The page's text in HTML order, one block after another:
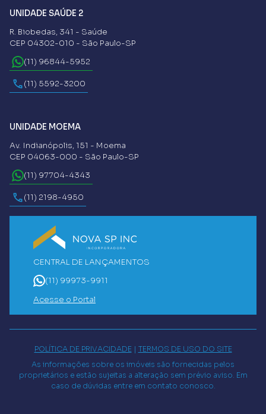
UNIDADE SAÚDE 2
R. Biobedas, 341 - Saúde
CEP 04302-010 - São Paulo-SP
(11) 96844-5952
(11) 5592-3200
UNIDADE MOEMA
Av. Indianópolis, 151 - Moema
CEP 04063-000 - São Paulo-SP
(11) 97704-4343
(11) 2198-4950
CENTRAL DE LANÇAMENTOS
(11) 99973-9911
Acesse o Portal
POLÍTICA DE PRIVACIDADE | TERMOS DE USO DO SITE
As informações sobre os imóveis são fornecidas pelos
proprietários e estão sujeitas a alteração sem prévio aviso. Em
caso de dúvidas entre em contato conosco.